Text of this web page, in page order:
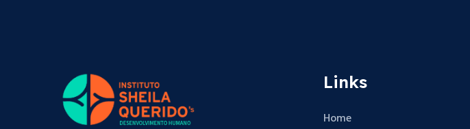
Links
Home